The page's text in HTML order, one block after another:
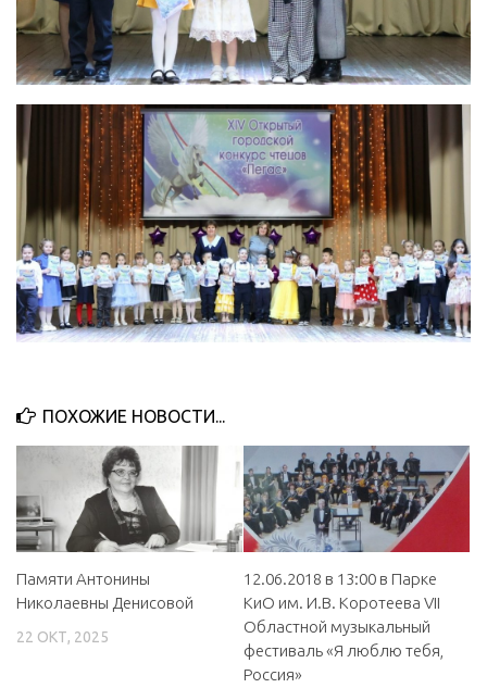
ПОХОЖИЕ НОВОСТИ...
Памяти Антонины
Николаевны Денисовой
22 ОКТ, 2025
12.06.2018 в 13:00 в Парке
КиО им. И.В. Коротеева VII
Областной музыкальный
фестиваль «Я люблю тебя,
Россия»